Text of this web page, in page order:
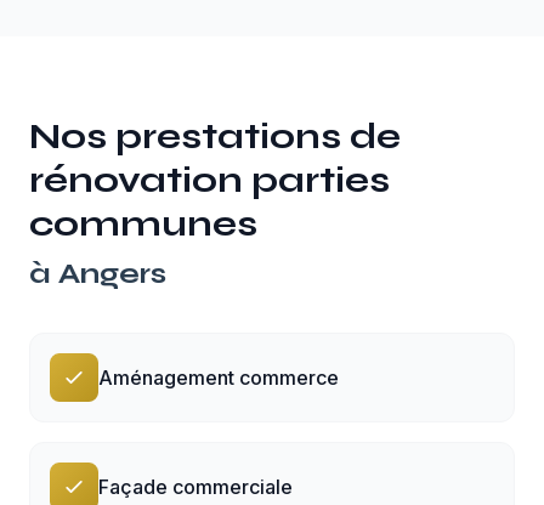
Nos prestations de
rénovation parties
communes
à Angers
Aménagement commerce
Façade commerciale